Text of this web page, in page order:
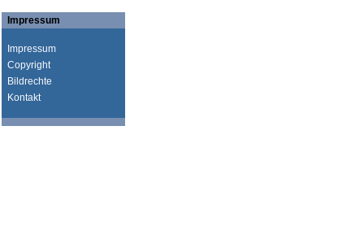
Impressum
Impressum
Copyright
Bildrechte
Kontakt